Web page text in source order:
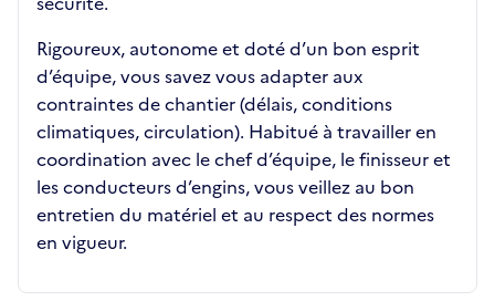
Rigoureux, autonome et doté d’un bon esprit
d’équipe, vous savez vous adapter aux
contraintes de chantier (délais, conditions
climatiques, circulation). Habitué à travailler en
coordination avec le chef d’équipe, le finisseur et
les conducteurs d’engins, vous veillez au bon
entretien du matériel et au respect des normes
en vigueur.